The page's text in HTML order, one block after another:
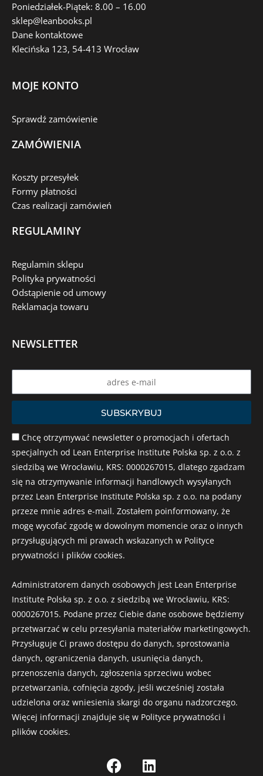
Poniedziałek-Piątek: 8.00 – 16.00
sklep@leanbooks.pl
Dane kontaktowe
Klecińska 123, 54-413 Wrocław
MOJE KONTO
Sprawdź zamówienie
ZAMÓWIENIA
Koszty przesyłek
Formy płatności
Czas realizacji zamówień
REGULAMINY
Regulamin sklepu
Polityka prywatności
Odstąpienie od umowy
Reklamacja towaru
NEWSLETTER
Chcę otrzymywać newsletter o promocjach i ofertach
specjalnych od Lean Enterprise Institute Polska sp. z o.o. z
siedzibą we Wrocławiu, KRS: 0000267015, dlatego zgadzam
się na otrzymywanie informacji handlowych wysyłanych
przez Lean Enterprise Institute Polska sp. z o.o. na podany
przeze mnie adres e-mail. Zostałem poinformowany, że
mogę wycofać zgodę w dowolnym momencie oraz o innych
przysługujących mi prawach wskazanych w Polityce
prywatności i plików cookies.
Administratorem danych osobowych jest Lean Enterprise
Institute Polska sp. z o.o. z siedzibą we Wrocławiu, KRS:
0000267015. Podane przez Ciebie dane osobowe będziemy
przetwarzać w celu przesyłania materiałów marketingowych.
Przysługuje Ci prawo dostępu do danych, sprostowania
danych, ograniczenia danych, usunięcia danych,
przenoszenia danych, zgłoszenia sprzeciwu wobec
przetwarzania, cofnięcia zgody, jeśli wcześniej została
udzielona oraz wniesienia skargi do organu nadzorczego.
Więcej informacji znajduje się w Polityce prywatności i
plików cookies.
SUBSKRYBUJ
F L